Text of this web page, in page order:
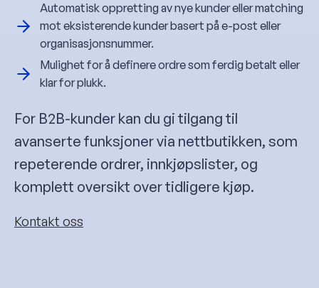
Automatisk oppretting av nye kunder eller matching
mot eksisterende kunder basert på e-post eller
organisasjonsnummer.
Mulighet for å definere ordre som ferdig betalt eller
klar for plukk.
For B2B-kunder kan du gi tilgang til
avanserte funksjoner via nettbutikken, som
repeterende ordrer, innkjøpslister, og
komplett oversikt over tidligere kjøp.
Kontakt oss